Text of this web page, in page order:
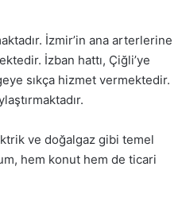
İzmir’in ana arterlerine
İzban hattı, Çiğli’ye
sıkça hizmet vermektedir.
ve doğalgaz gibi temel
hem konut hem de ticari